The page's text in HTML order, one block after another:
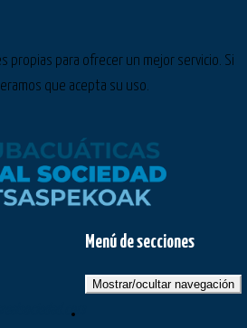
propias para ofrecer un mejor servicio. Si
que acepta su uso.
Menú de secciones
Mostrar/ocultar navegación